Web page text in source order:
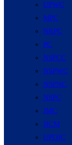
UPWC
MPC
NRPC
PC
NSPCC
NSPWC
NSPNC
NSPC
JMC
JICM
UPDJC